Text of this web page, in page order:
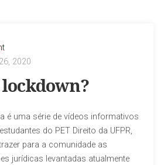
2020
lockdown?
é uma série de vídeos informativos
do PET Direito da UFPR,
para a comunidade as
jurídicas levantadas atualmente